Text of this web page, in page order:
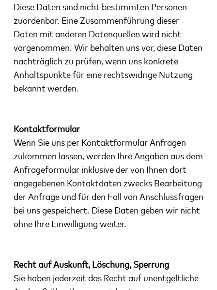
Diese Daten sind nicht bestimmten Personen
zuordenbar. Eine Zusammenführung dieser
Daten mit anderen Datenquellen wird nicht
vorgenommen. Wir behalten uns vor, diese Daten
nachträglich zu prüfen, wenn uns konkrete
Anhaltspunkte für eine rechtswidrige Nutzung
bekannt werden.
Kontaktformular
Wenn Sie uns per Kontaktformular Anfragen
zukommen lassen, werden Ihre Angaben aus dem
Anfrageformular inklusive der von Ihnen dort
angegebenen Kontaktdaten zwecks Bearbeitung
derAnfrage und für den Fall von Anschlussfragen
bei uns gespeichert. Diese Daten geben wir nicht
ohne Ihre Einwilligung weiter.
Recht auf Auskunft, Löschung, Sperrung
Sie haben jederzeit das Recht auf unentgeltliche